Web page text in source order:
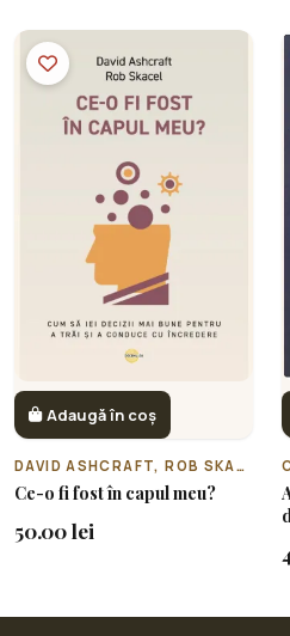
Adaugă în coș
DAVID ASHCRAFT, ROB SKACEL
Ce-o fi fost în capul meu?
50.00 lei